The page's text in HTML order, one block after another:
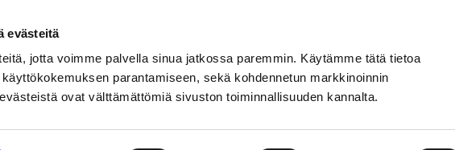
evästeitä
jotta voimme palvella sinua jatkossa paremmin. Käytämme tätä tietoa
parantamiseen, sekä kohdennetun markkinoinnin
ovat välttämättömiä sivuston toiminnallisuuden kannalta.